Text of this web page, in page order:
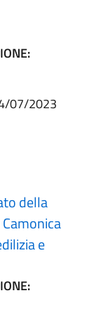
07/2023
della
e